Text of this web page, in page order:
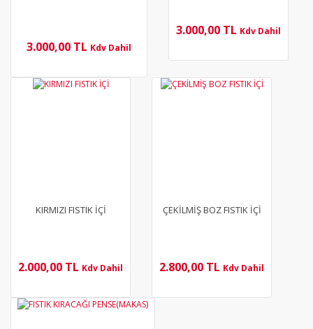
3.000,00 TL Kdv Dahil
3.000,00 TL Kdv Dahil
KIRMIZI FISTIK İÇİ
2.000,00 TL Kdv Dahil
ÇEKİLMİŞ BOZ FISTIK İÇİ
2.800,00 TL Kdv Dahil